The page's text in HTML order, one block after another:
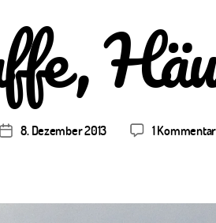
Veröffentlichungsdatum
8. Dezember 2013 1 Kommentar